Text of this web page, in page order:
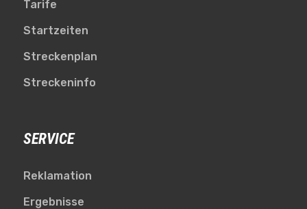
Tarife
Startzeiten
Streckenplan
Streckeninfo
SERVICE
Reklamation
Ergebnisse